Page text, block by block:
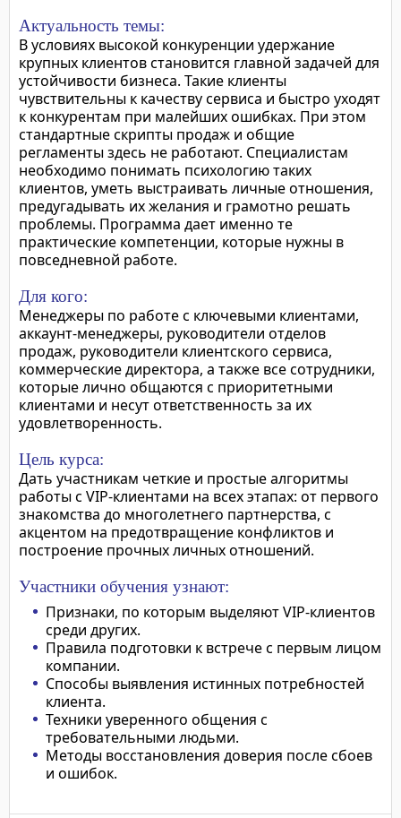
Актуальность темы:
В условиях высокой конкуренции удержание
крупных клиентов становится главной задачей для
устойчивости бизнеса. Такие клиенты
чувствительны к качеству сервиса и быстро уходят
к конкурентам при малейших ошибках. При этом
стандартные скрипты продаж и общие
регламенты здесь не работают. Специалистам
необходимо понимать психологию таких
клиентов, уметь выстраивать личные отношения,
предугадывать их желания и грамотно решать
проблемы. Программа дает именно те
практические компетенции, которые нужны в
повседневной работе.
Для кого:
Менеджеры по работе с ключевыми клиентами,
аккаунт-менеджеры, руководители отделов
продаж, руководители клиентского сервиса,
коммерческие директора, а также все сотрудники,
которые лично общаются с приоритетными
клиентами и несут ответственность за их
удовлетворенность.
Цель курса:
Дать участникам четкие и простые алгоритмы
работы с VIP-клиентами на всех этапах: от первого
знакомства до многолетнего партнерства, с
акцентом на предотвращение конфликтов и
построение прочных личных отношений.
Участники обучения узнают:
Признаки, по которым выделяют VIP-клиентов
среди других.
Правила подготовки к встрече с первым лицом
компании.
Способы выявления истинных потребностей
клиента.
Техники уверенного общения с
требовательными людьми.
Методы восстановления доверия после сбоев
и ошибок.